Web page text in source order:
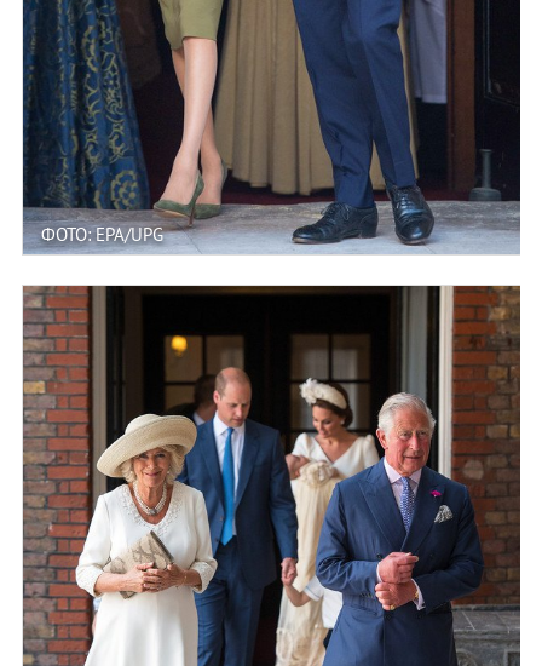
ФОТО: EPA/UPG